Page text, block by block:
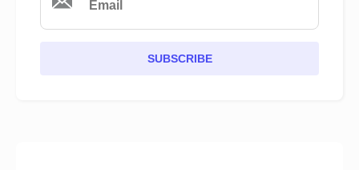
SUBSCRIBE